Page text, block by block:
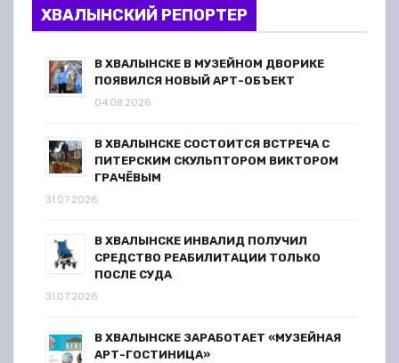
ХВАЛЫНСКИЙ РЕПОРТЕР
В ХВАЛЫНСКЕ В МУЗЕЙНОМ ДВОРИКЕ
ПОЯВИЛСЯ НОВЫЙ АРТ-ОБЪЕКТ
04.08.2026
В ХВАЛЫНСКЕ СОСТОИТСЯ ВСТРЕЧА С
ПИТЕРСКИМ СКУЛЬПТОРОМ ВИКТОРОМ
ГРАЧЁВЫМ
31.07.2026
В ХВАЛЫНСКЕ ИНВАЛИД ПОЛУЧИЛ
СРЕДСТВО РЕАБИЛИТАЦИИ ТОЛЬКО
ПОСЛЕ СУДА
31.07.2026
В ХВАЛЫНСКЕ ЗАРАБОТАЕТ «МУЗЕЙНАЯ
АРТ-ГОСТИНИЦА»